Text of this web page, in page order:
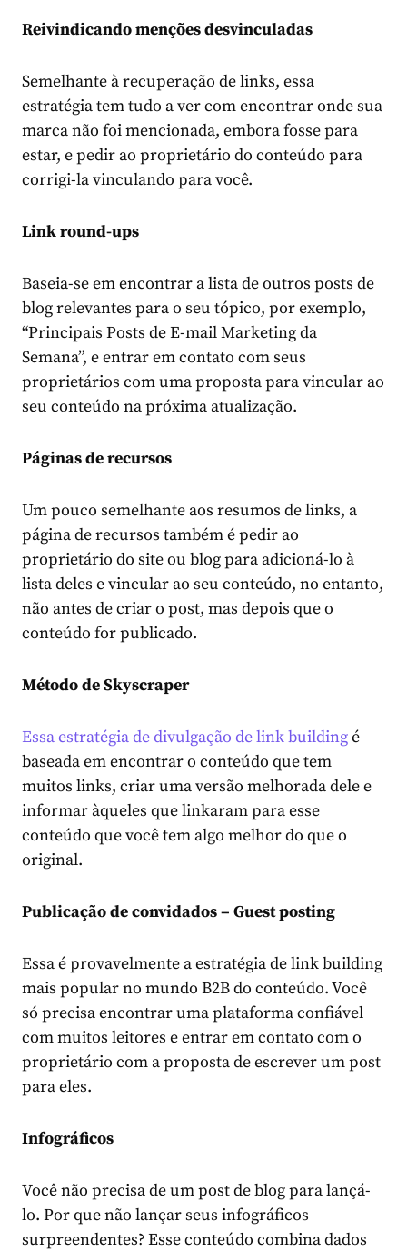
Reivindicando menções desvinculadas
Semelhante à recuperação de links, essa
estratégia tem tudo a ver com encontrar onde sua
marca não foi mencionada, embora fosse para
estar, e pedir ao proprietário do conteúdo para
corrigi-la vinculando para você.
Link round-ups
Baseia-se em encontrar a lista de outros posts de
blog relevantes para o seu tópico, por exemplo,
“Principais Posts de E-mail Marketing da
Semana”, e entrar em contato com seus
proprietários com uma proposta para vincular ao
seu conteúdo na próxima atualização.
Páginas de recursos
Um pouco semelhante aos resumos de links, a
página de recursos também é pedir ao
proprietário do site ou blog para adicioná-lo à
lista deles e vincular ao seu conteúdo, no entanto,
não antes de criar o post, mas depois que o
conteúdo for publicado.
Método de Skyscraper
Essa estratégia de divulgação de link buildingé
baseada em encontrar o conteúdo que tem
muitos links, criar uma versão melhorada dele e
informar àqueles que linkaram para esse
conteúdo que você tem algo melhor do que o
original.
Publicação de convidados – Guest posting
Essa é provavelmente a estratégia de link building
mais popular no mundo B2B do conteúdo. Você
só precisa encontrar uma plataforma confiável
com muitos leitores e entrar em contato com o
proprietário com a proposta de escrever um post
para eles.
Infográficos
Você não precisa de um post de blog para lançá-
lo. Por que não lançar seus infográficos
surpreendentes? Esse conteúdo combina dados